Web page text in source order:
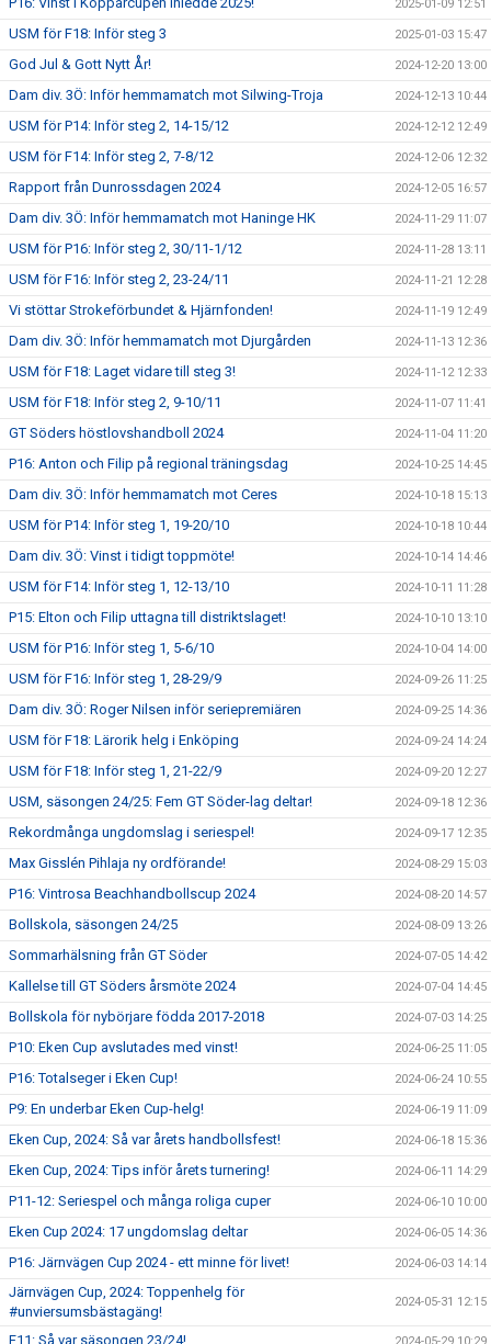
2025-01-09 12:51
USM för F18: Inför steg 3 2025-01-03 15:47
God Jul & Gott Nytt År! 2024-12-20 13:00
Dam div. 3Ö: Inför hemmamatch mot Silwing-Troja 2024-12-13 10:44
USM för P14: Inför steg 2, 14-15/12 2024-12-12 12:49
USM för F14: Inför steg 2, 7-8/12 2024-12-06 12:32
Rapport från Dunrossdagen 2024 2024-12-05 16:57
Dam div. 3Ö: Inför hemmamatch mot Haninge HK 2024-11-29 11:07
USM för P16: Inför steg 2, 30/11-1/12 2024-11-28 13:11
USM för F16: Inför steg 2, 23-24/11 2024-11-21 12:28
Vi stöttar Strokeförbundet & Hjärnfonden! 2024-11-19 12:49
Dam div. 3Ö: Inför hemmamatch mot Djurgården 2024-11-13 12:36
USM för F18: Laget vidare till steg 3! 2024-11-12 12:33
USM för F18: Inför steg 2, 9-10/11 2024-11-07 11:41
GT Söders höstlovshandboll 2024 2024-11-04 11:20
P16: Anton och Filip på regional träningsdag 2024-10-25 14:45
Dam div. 3Ö: Inför hemmamatch mot Ceres 2024-10-18 15:13
USM för P14: Inför steg 1, 19-20/10 2024-10-18 10:44
Dam div. 3Ö: Vinst i tidigt toppmöte! 2024-10-14 14:46
USM för F14: Inför steg 1, 12-13/10 2024-10-11 11:28
P15: Elton och Filip uttagna till distriktslaget! 2024-10-10 13:10
USM för P16: Inför steg 1, 5-6/10 2024-10-04 14:00
USM för F16: Inför steg 1, 28-29/9 2024-09-26 11:25
Dam div. 3Ö: Roger Nilsen inför seriepremiären 2024-09-25 14:36
USM för F18: Lärorik helg i Enköping 2024-09-24 14:24
USM för F18: Inför steg 1, 21-22/9 2024-09-20 12:27
USM, säsongen 24/25: Fem GT Söder-lag deltar! 2024-09-18 12:36
Rekordmånga ungdomslag i seriespel! 2024-09-17 12:35
Max Gisslén Pihlaja ny ordförande! 2024-08-29 15:03
P16: Vintrosa Beachhandbollscup 2024 2024-08-20 14:57
Bollskola, säsongen 24/25 2024-08-09 13:26
Sommarhälsning från GT Söder 2024-07-05 14:42
Kallelse till GT Söders årsmöte 2024 2024-07-04 14:45
Bollskola för nybörjare födda 2017-2018 2024-07-03 14:25
P10: Eken Cup avslutades med vinst! 2024-06-25 11:05
P16: Totalseger i Eken Cup! 2024-06-24 10:55
P9: En underbar Eken Cup-helg! 2024-06-19 11:09
Eken Cup, 2024: Så var årets handbollsfest! 2024-06-18 15:36
Eken Cup, 2024: Tips inför årets turnering! 2024-06-11 14:29
P11-12: Seriespel och många roliga cuper 2024-06-10 10:00
Eken Cup 2024: 17 ungdomslag deltar 2024-06-05 14:36
P16: Järnvägen Cup 2024 - ett minne för livet! 2024-06-03 14:14
Järnvägen Cup, 2024: Toppenhelg för
#unviersumsbästagäng!
2024-05-31 12:15
F11: Så var säsongen 23/24! 2024-05-29 10:29